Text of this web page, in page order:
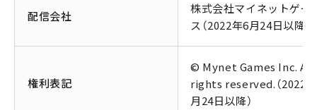
配信会社
株式会社マイネットゲー
ス（2022年6月24日以降）
権利表記
© Mynet Games Inc. All
rights reserved.（2022
月24日以降）